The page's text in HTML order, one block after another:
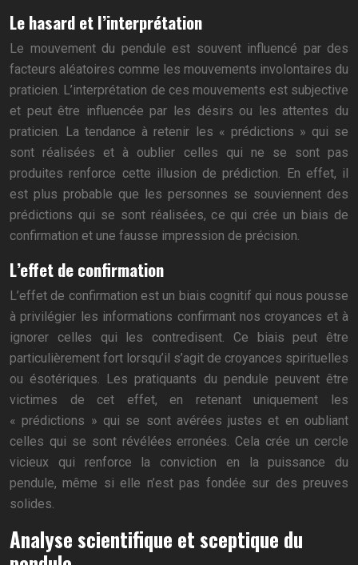
Le hasard et l’interprétation
Le mouvement du pendule est souvent influencé par des
facteurs aléatoires comme les mouvements involontaires du
praticien. L’interprétation de ces mouvements est subjective
et peut être influencée par les désirs ou les attentes du
praticien. La tendance à retenir les « prédictions » qui se
sont réalisées et à oublier celles qui ne se sont pas
produites renforce cette illusion de prédiction. En effet, il
est plus probable que les personnes se souviennent des
prédictions qui se sont réalisées, ce qui crée un biais de
confirmation et une fausse impression de précision.
L’effet de confirmation
L’effet de confirmation est un biais cognitif qui nous pousse
à privilégier les informations confirmant nos croyances et à
ignorer celles qui les contredisent. Ce biais peut être
particulièrement fort lorsqu’il s’agit de croyances spirituelles
ou ésotériques. Les pratiquants du pendule peuvent être
victimes de cet effet, en retenant uniquement les
« prédictions » qui se sont avérées justes et en oubliant
celles qui se sont révélées erronées. Cela crée un cercle
vicieux qui renforce la conviction en la puissance du
pendule, même si elle n’est pas fondée sur des preuves
solides.
Analyse scientifique et sceptique du